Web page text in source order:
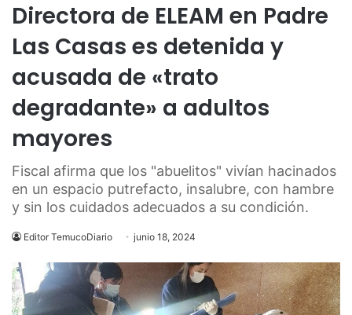
Directora de ELEAM en Padre
Las Casas es detenida y
acusada de «trato
degradante» a adultos
mayores
Fiscal afirma que los "abuelitos" vivían hacinados
en un espacio putrefacto, insalubre, con hambre
y sin los cuidados adecuados a su condición.
Editor TemucoDiario junio 18, 2024